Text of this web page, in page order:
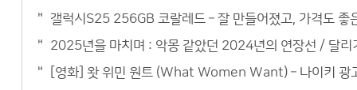
갤럭시S25 256GB 코랄레드 – 잘 만들어졌고, 가격도 좋
2025년을 마치며 : 악몽 같았던 2024년의 연장선 / 달
[영화] 왓 위민 원트 (What Women Want) – 나이키